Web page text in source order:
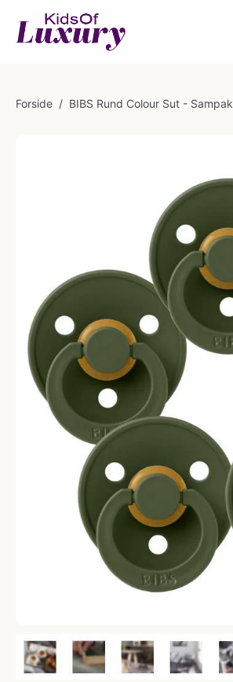
Forside / BIBS Rund Colour Sut - Sampak